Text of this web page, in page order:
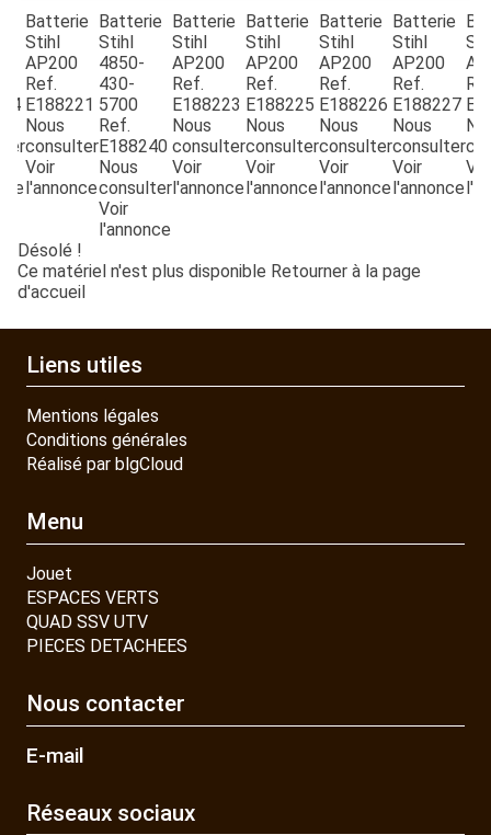
PIECES DETACHEES
CONTACT
Batterie
Stihl
AP200
Ref.
E188221
Nous
consulter
Voir
l'annonce
Batterie
Stihl
4850-
430-
5700
Ref.
E188240
Nous
consulter
Voir
l'annonce
Batterie
Stihl
AP200
Ref.
E188223
Nous
consulter
Voir
l'annonce
Batterie
Stihl
AP200
Ref.
E188225
Nous
consulter
Voir
l'annonce
Batterie
Stihl
AP200
Ref.
E188226
Nous
consulter
Voir
l'annonce
Batterie
Stihl
AP200
Ref.
E188227
Nous
consulter
Voir
l'annonce
Désolé !
Ce matériel n'est plus disponible Retourner à la page
d'accueil
Liens utiles
Mentions légales
Conditions générales
Réalisé par blgCloud
Menu
Jouet
ESPACES VERTS
QUAD SSV UTV
PIECES DETACHEES
Nous contacter
E-mail
Réseaux sociaux